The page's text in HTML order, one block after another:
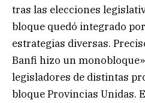
tras las elecciones
bloque quedó integrado
estrategias diversas.
Banfi hizo un
legisladores de distintas
bloque Provincias Unidas.